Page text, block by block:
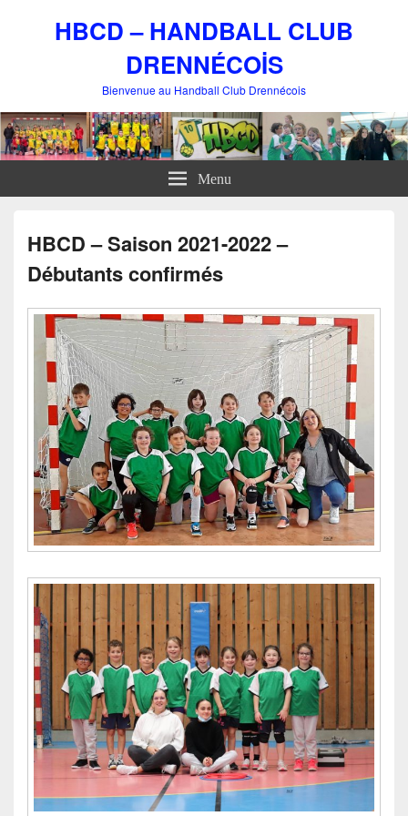
HBCD – HANDBALL CLUB
DRENNÉCOİS
Bienvenue au Handball Club Drennécois
Menu
HBCD – Saison 2021-2022 –
Débutants confirmés